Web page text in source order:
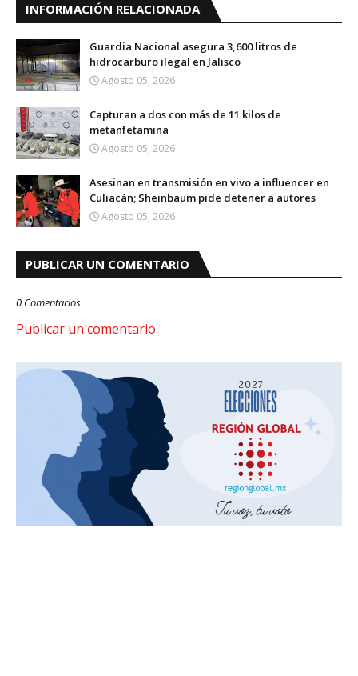
INFORMACIÓN RELACIONADA
Guardia Nacional asegura 3,600 litros de
hidrocarburo ilegal en Jalisco
Agosto 05, 2026
Capturan a dos con más de 11 kilos de
metanfetamina
Agosto 05, 2026
Asesinan en transmisión en vivo a influencer en
Culiacán; Sheinbaum pide detener a autores
Agosto 05, 2026
PUBLICAR UN COMENTARIO
0 Comentarios
Publicar un comentario